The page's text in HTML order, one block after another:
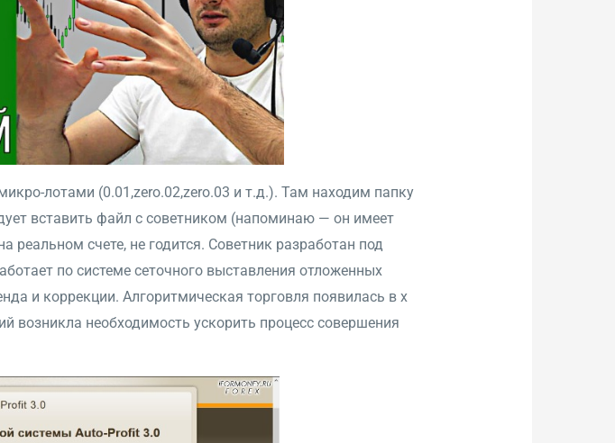
лотами (0.01,zero.02,zero.03 и т.д.). Там находим папку
вставить файл с советником (напоминаю — он имеет
реальном счете, не годится. Советник разработан под
по системе сеточного выставления отложенных
и коррекции. Алгоритмическая торговля появилась в х
возникла необходимость ускорить процесс совершения